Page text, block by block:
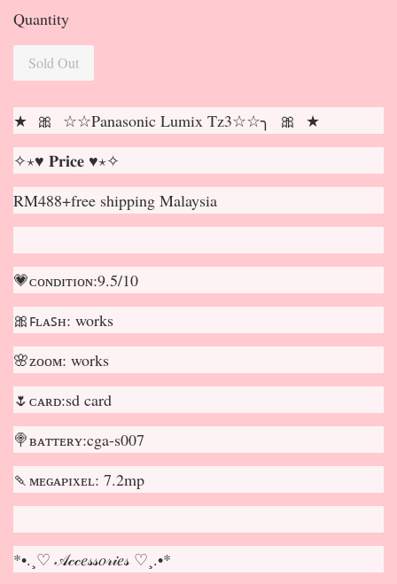
Quantity
Sold Out
★ 🎀 ☆☆Panasonic Lumix Tz3☆☆╮ 🎀 ★
✧⋆♥ 𝐏𝐫𝐢𝐜𝐞 ♥⋆✧
RM488+free shipping Malaysia
💗ᴄᴏɴᴅɪᴛɪᴏɴ:9.5/10
🎀ꜰʟᴀꜱʜ: works
🌸ᴢᴏᴏᴍ: works
🌷ᴄᴀʀᴅ:sd card
🍭ʙᴀᴛᴛᴇʀʏ:cga-s007
🍡ᴍᴇɢᴀᴘɪxᴇʟ: 7.2mp
*•.¸♡ 𝒜𝒸𝒸𝑒𝓈𝓈𝑜𝓇𝒾𝑒𝓈 ♡¸.•*